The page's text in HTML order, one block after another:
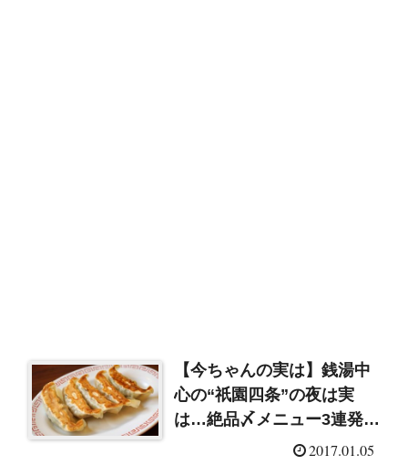
【今ちゃんの実は】銭湯中
心の“祇園四条”の夜は実
は…絶品〆メニュー3連発！
2017.01.05